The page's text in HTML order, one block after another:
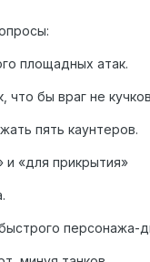
площадных атак.
бы враг не
пять каунтеров.
и «для прикрытия»
персонажа-